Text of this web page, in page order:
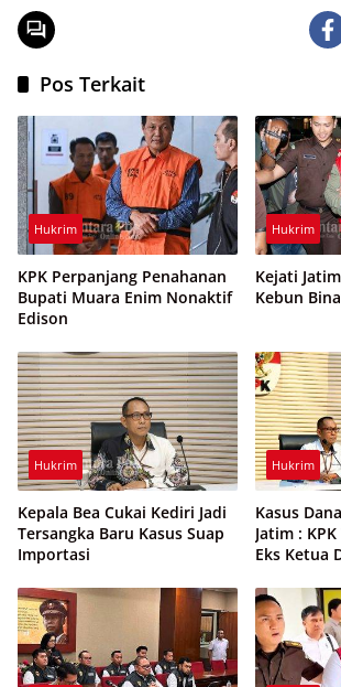
Pos Terkait
Hukrim
KPK Perpanjang Penahanan
Bupati Muara Enim Nonaktif
Edison
Hukrim
Kejati
Kebun
Hukrim
Kepala Bea Cukai Kediri Jadi
Tersangka Baru Kasus Suap
Importasi
Hukrim
Kasus
Jatim :
Eks Ketua